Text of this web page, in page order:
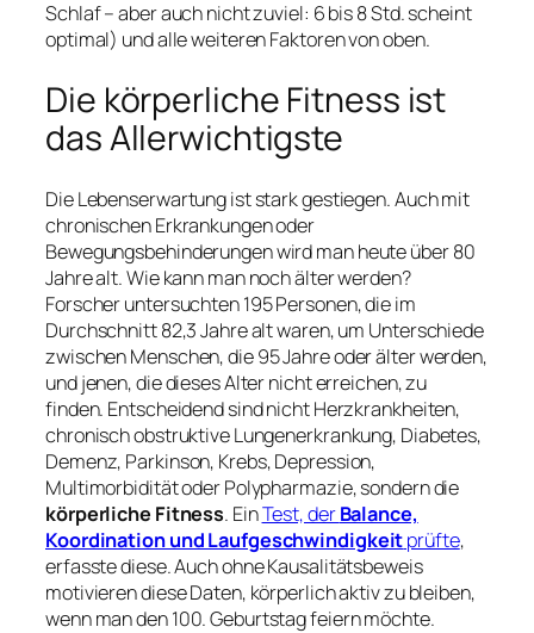
Schlaf – aber auch nicht zuviel: 6 bis 8 Std. scheint
optimal) und alle weiteren Faktoren von oben.
Die körperliche Fitness ist
das Allerwichtigste
Die Lebenserwartung ist stark gestiegen. Auch mit
chronischen Erkrankungen oder
Bewegungsbehinderungen wird man heute über 80
Jahre alt. Wie kann man noch älter werden?
Forscher untersuchten 195 Personen, die im
Durchschnitt 82,3 Jahre alt waren, um Unterschiede
zwischen Menschen, die 95 Jahre oder älter werden,
und jenen, die dieses Alter nicht erreichen, zu
finden. Entscheidend sind nicht Herzkrankheiten,
chronisch obstruktive Lungenerkrankung, Diabetes,
Demenz, Parkinson, Krebs, Depression,
Multimorbidität oder Polypharmazie, sondern die
körperliche Fitness. EinTest, derBalance,
Koordination und Laufgeschwindigkeitprüfte,
erfasste diese. Auch ohne Kausalitätsbeweis
motivieren diese Daten, körperlich aktiv zu bleiben,
wenn man den 100. Geburtstag feiern möchte.